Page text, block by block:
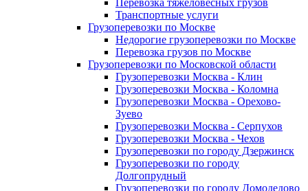
Перевозка тяжеловесных грузов
Транспортные услуги
Грузоперевозки по Москве
Недорогие грузоперевозки по Москве
Перевозка грузов по Москве
Грузоперевозки по Московской области
Грузоперевозки Москва - Клин
Грузоперевозки Москва - Коломна
Грузоперевозки Москва - Орехово-
Зуево
Грузоперевозки Москва - Серпухов
Грузоперевозки Москва - Чехов
Грузоперевозки по городу Дзержинск
Грузоперевозки по городу
Долгопрудный
Грузоперевозки по городу Домодедово